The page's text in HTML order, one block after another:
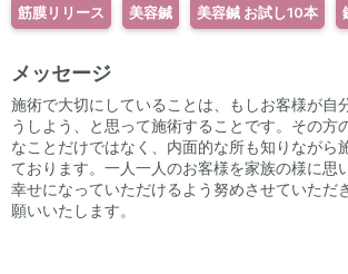
筋膜リリース 美容鍼 美容鍼 お試し10本
メッセージ
施術で大切にしていることは、もしお客様が自
うしよう、と思って施術することです。その方
なことだけではなく、内面的な所も知りながら
ております。一人一人のお客様を家族の様に思
幸せになっていただけるよう努めさせていただ
願いいたします。